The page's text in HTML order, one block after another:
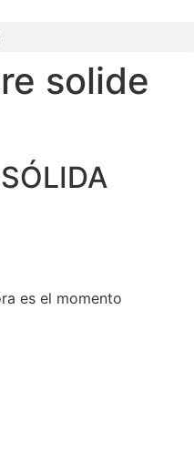
solide
es el momento